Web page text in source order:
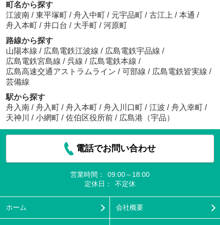
町名から探す
江波南 / 東平塚町 / 舟入中町 / 元宇品町 / 古江上 / 本通 /
舟入本町 / 井口台 / 大手町 / 河原町
路線から探す
山陽本線 / 広島電鉄江波線 / 広島電鉄宇品線 /
広島電鉄宮島線 / 呉線 / 広島電鉄本線 /
広島高速交通アストラムライン / 可部線 / 広島電鉄皆実線 /
芸備線
駅から探す
舟入南 / 舟入町 / 舟入本町 / 舟入川口町 / 江波 / 舟入幸町 /
天神川
/ 小網町 / 佐伯区役所前 / 広島港（宇品）
電話でお問い合わせ
営業時間：
09:00～18:00
定休日：
不定休
ホーム 会社概要